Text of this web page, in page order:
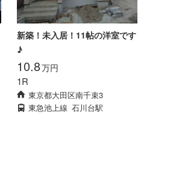
新築！未入居！11帖の洋室です
♪
10.8万円
1R
東京都大田区南千束3
東急池上線 石川台駅